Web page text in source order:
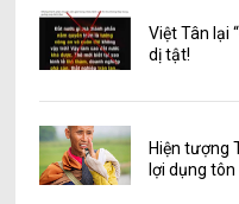
Việt Tân lại
dị tật!
Hiện tượng
lợi dụng